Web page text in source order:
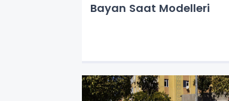
Bayan Saat Modelleri